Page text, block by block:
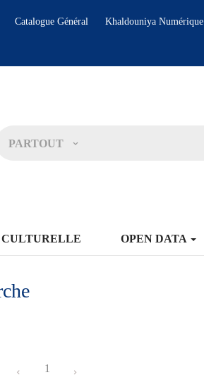
Catalogue Général Khaldouniya Numérique
PARTOUT
CULTURELLE OPEN DATA
1